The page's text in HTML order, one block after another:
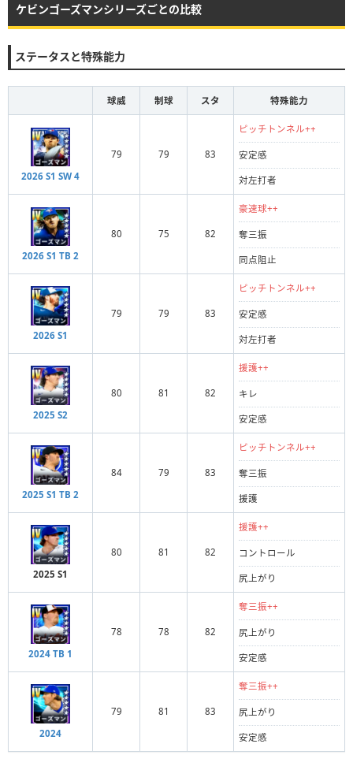
ケビンゴーズマンシリーズごとの比較
ステータスと特殊能力
球威 制球 スタ 特殊能力
2026 S1 SW 4
79 79 83
ピッチトンネル++
安定感
対左打者
2026 S1 TB 2
80 75 82
豪速球++
奪三振
同点阻止
2026 S1
79 79 83
ピッチトンネル++
安定感
対左打者
2025 S2
80 81 82
援護++
キレ
安定感
2025 S1 TB 2
84 79 83
ピッチトンネル++
奪三振
援護
2025 S1
80 81 82
援護++
コントロール
尻上がり
2024 TB 1
78 78 82
奪三振++
尻上がり
安定感
2024
79 81 83
奪三振++
尻上がり
安定感